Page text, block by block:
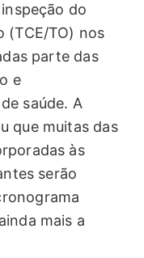
do
(TCE/TO) nos
parte das
e
saúde. A
que muitas das
às
serão
mais a